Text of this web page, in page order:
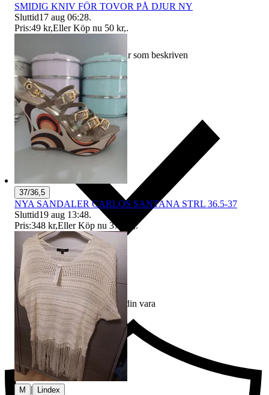
Ersättning om varan inte är som beskriven
Ersättning om du inte får din vara
SMIDIG KNIV FÖR TOVOR PÅ DJUR NY
Sluttid17 aug 06:28.
Pris:49 kr,Eller Köp nu 50 kr,.
37/36,5
NYA SANDALER CARLOS SANTANA STRL 36.5-37
Sluttid19 aug 13:48.
Pris:348 kr,Eller Köp nu 378 kr ,.
M | Lindex